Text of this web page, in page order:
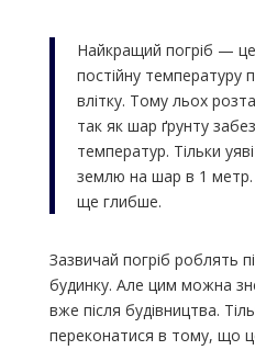
Найкращий погріб —
постійну температуру
влітку. Тому льох
так як шар ґрунту
температур. Тільки
землю на шар в 1
ще глибше.
Зазвичай погріб роблять
будинку. Але цим можна
вже після будівництва.
переконатися в тому, що